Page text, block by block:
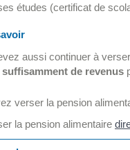
études (certificat de
aussi continuer à
suffisamment de revenus
verser la pension
la pension alimentaire